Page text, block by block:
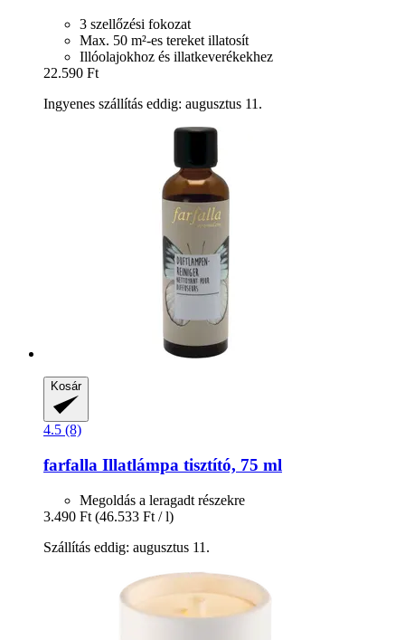
3 szellőzési fokozat
Max. 50 m²-es tereket illatosít
Illóolajokhoz és illatkeverékekhez
22.590 Ft
Ingyenes szállítás eddig: augusztus 11.
Kosár
4.5 (8)
farfalla Illatlámpa tisztító, 75 ml
Megoldás a leragadt részekre
3.490 Ft (46.533 Ft / l)
Szállítás eddig: augusztus 11.